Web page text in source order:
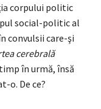
corpului politic
social-politic al
convulsii care-şi
cerebrală
în urmă, însă
o. De ce?